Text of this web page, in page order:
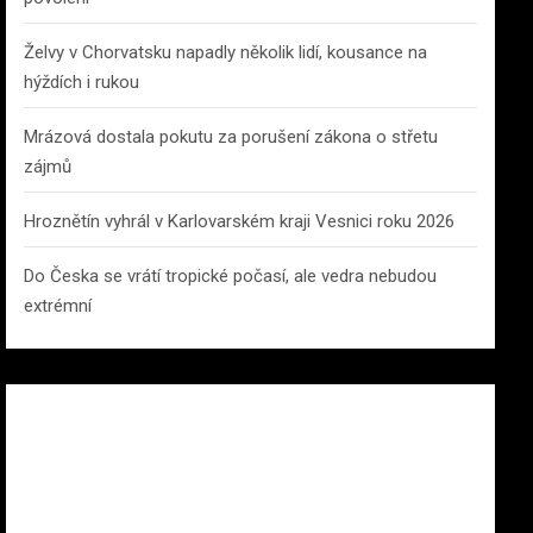
Želvy v Chorvatsku napadly několik lidí, kousance na
hýždích i rukou
Mrázová dostala pokutu za porušení zákona o střetu
zájmů
Hroznětín vyhrál v Karlovarském kraji Vesnici roku 2026
Do Česka se vrátí tropické počasí, ale vedra nebudou
extrémní